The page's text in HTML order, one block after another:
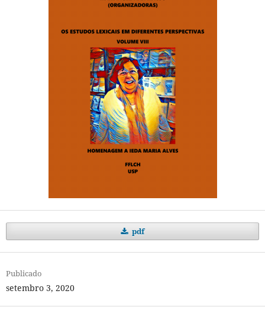
pdf
Publicado
setembro 3, 2020